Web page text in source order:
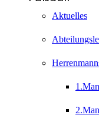
Aktuelles